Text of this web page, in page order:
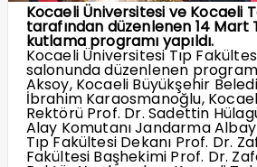
Kocaeli Üniversitesi ve Kocaeli
tarafından düzenlenen 14 Mart
kutlama programı yapıldı.
Kocaeli Üniversitesi Tıp
salonunda düzenlenen
Aksoy, Kocaeli Büyükşehir
İbrahim Karaosmanoğlu,
Rektörü Prof. Dr. Sadettin
Alay Komutanı Jandarma
Tıp Fakültesi Dekanı Prof. Dr.
Fakültesi Başhekimi Prof. Dr.